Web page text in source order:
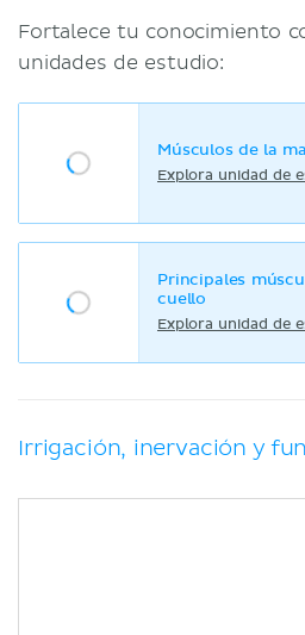
Fortalece tu conocimiento
unidades de estudio:
Músculos de la
Explora unidad de
Principales
cuello
Explora unidad de
Irrigación, inervación y